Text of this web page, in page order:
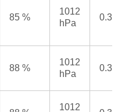
85 %
1012
hPa
0.3
88 %
1012
hPa
0.3
1012